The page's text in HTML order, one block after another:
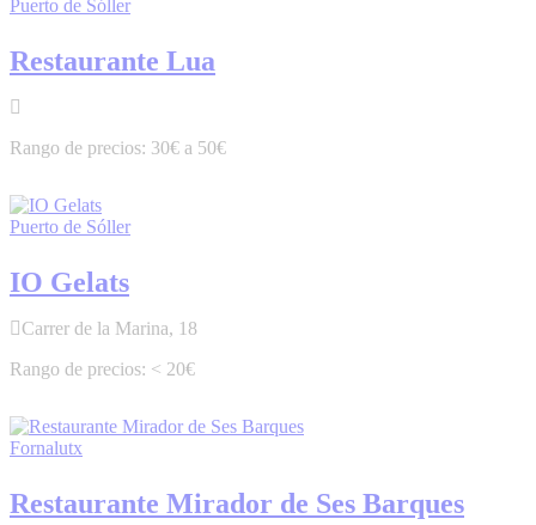
Puerto de Sóller
Restaurante Lua
30€ a 50€
Puerto de Sóller
IO Gelats
Carrer de la Marina, 18
< 20€
Fornalutx
Restaurante Mirador de Ses Barques